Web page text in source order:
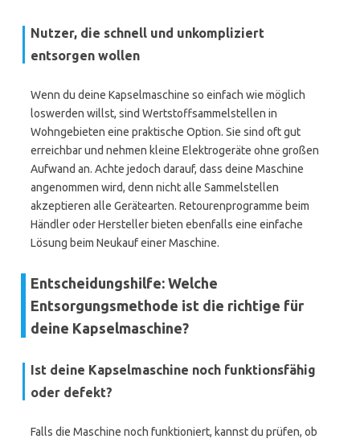
Nutzer, die schnell und unkompliziert
entsorgen wollen
Wenn du deine Kapselmaschine so einfach wie möglich
loswerden willst, sind Wertstoffsammelstellen in
Wohngebieten eine praktische Option. Sie sind oft gut
erreichbar und nehmen kleine Elektrogeräte ohne großen
Aufwand an. Achte jedoch darauf, dass deine Maschine
angenommen wird, denn nicht alle Sammelstellen
akzeptieren alle Gerätearten. Retourenprogramme beim
Händler oder Hersteller bieten ebenfalls eine einfache
Lösung beim Neukauf einer Maschine.
Entscheidungshilfe: Welche
Entsorgungsmethode ist die richtige für
deine Kapselmaschine?
Ist deine Kapselmaschine noch funktionsfähig
oder defekt?
Falls die Maschine noch funktioniert, kannst du prüfen, ob